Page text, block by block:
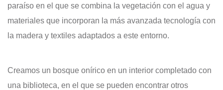
paraíso en el que se combina la vegetación con el agua y
materiales que incorporan la más avanzada tecnología con
la madera y textiles adaptados a este entorno.
Creamos un bosque onírico en un interior completado con
una biblioteca, en el que se pueden encontrar otros